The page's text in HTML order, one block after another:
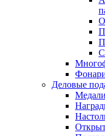
Деловые
Медали